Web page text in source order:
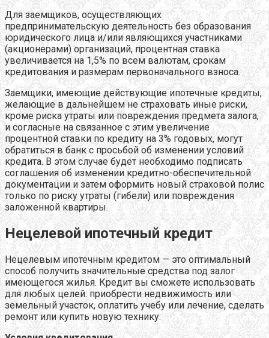
Для заемщиков, осуществляющих
предпринимательскую деятельность без образования
юридического лица и/или являющихся участниками
(акционерами) организаций, процентная ставка
увеличивается на 1,5% по всем валютам, срокам
кредитования и размерам первоначального взноса.
Заемщики, имеющие действующие ипотечные кредиты,
желающие в дальнейшем не страховать иные риски,
кроме риска утраты или повреждения предмета залога,
и согласные на связанное с этим увеличение
процентной ставки по кредиту на 3% годовых, могут
обратиться в банк с просьбой об изменении условий
кредита. В этом случае будет необходимо подписать
соглашения об изменении кредитно-обеспечительной
документации и затем оформить новый страховой полис
только по риску утраты (гибели) или повреждения
заложенной квартиры.
Нецелевой ипотечный кредит
Нецелевым ипотечным кредитом — это оптимальный
способ получить значительные средства под залог
имеющегося жилья. Кредит вы сможете использовать
для любых целей: приобрести недвижимость или
земельный участок, оплатить учебу или лечение, сделать
ремонт или купить новую технику.